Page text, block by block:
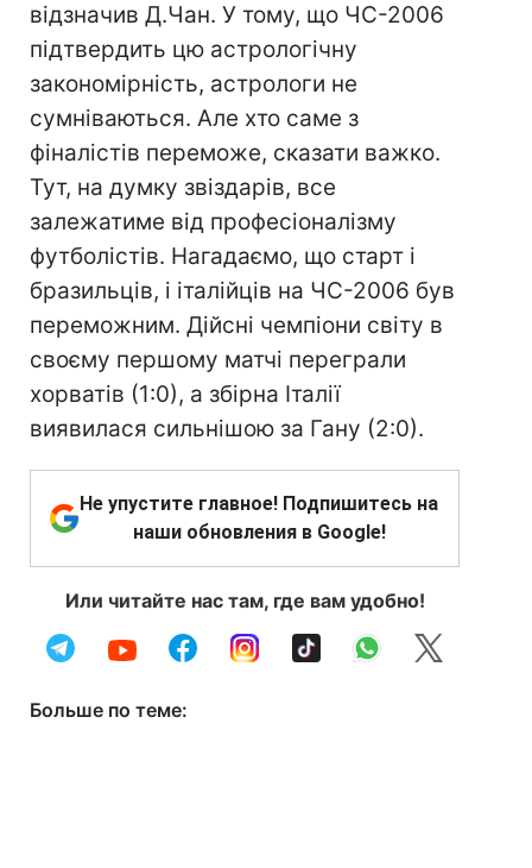
відзначив Д.Чан. У тому, що ЧС-2006
підтвердить цю астрологічну
закономірність, астрологи не
сумніваються. Але хто саме з
фіналістів переможе, сказати важко.
Тут, на думку звіздарів, все
залежатиме від професіоналізму
футболістів. Нагадаємо, що старт і
бразильців, і італійців на ЧС-2006 був
переможним. Дійсні чемпіони світу в
своєму першому матчі переграли
хорватів (1:0), а збірна Італії
виявилася сильнішою за Гану (2:0).
Не упустите главное! Подпишитесь на
наши обновления в Google!
Или читайте нас там, где вам удобно!
Больше по теме: